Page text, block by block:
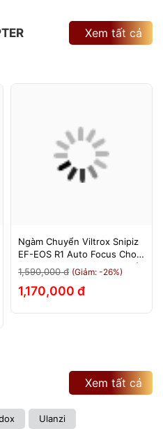
Xem tất cả
Ngàm Chuyển Viltrox Snipiz
EF-EOS R1 Auto Focus Cho
Canon EOS R/RP/R5/R6 - Bảo
Hành 12 Tháng 1 Đổi 1
1,590,000 đ (Giảm: -26%)
1,170,000 đ
Ulanzi
Xem tất cả